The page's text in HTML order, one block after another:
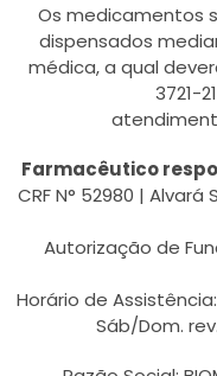
Os medicamentos
dispensados
médica, a qual
3721-
Farmacêutico
CRF N° 52980 |
Autorização de
Horário de
Sáb/Dom.